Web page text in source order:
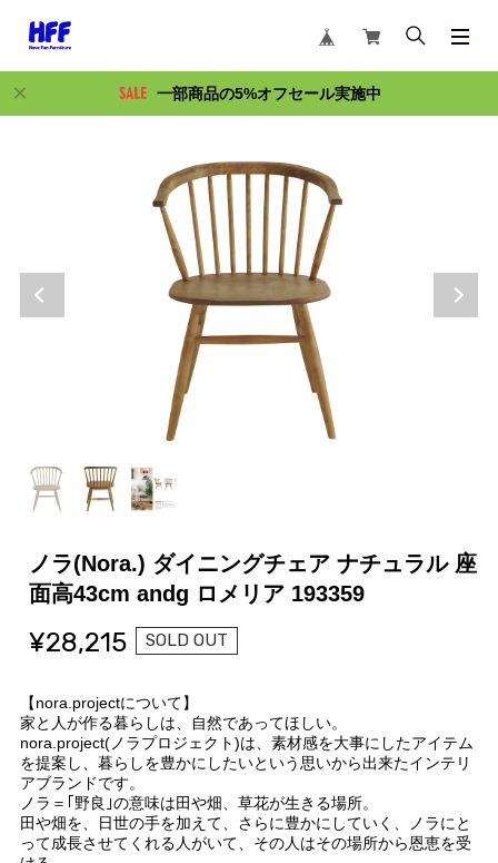
一部商品の5%オフセール実施中
ノラ(Nora.) ダイニングチェア ナチュラル 座
面高43cm andg ロメリア 193359
¥28,215 SOLD OUT
【nora.projectについて】
家と人が作る暮らしは、自然であってほしい。
nora.project(ノラプロジェクト)は、素材感を大事にしたアイテム
を提案し、暮らしを豊かにしたいという思いから出来たインテリ
アブランドです。
ノラ＝｢野良｣の意味は田や畑、草花が生きる場所。
田や畑を、日世の手を加えて、さらに豊かにしていく、ノラにと
って成長させてくれる人がいて、その人はその場所から恩恵を受